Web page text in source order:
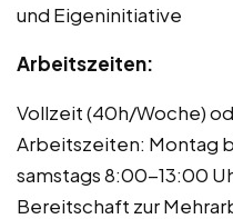
und Eigeninitiative
Arbeitszeiten:
Vollzeit (40h/Woche)
Arbeitszeiten: Montag
samstags 8:00-13:00
Bereitschaft zur